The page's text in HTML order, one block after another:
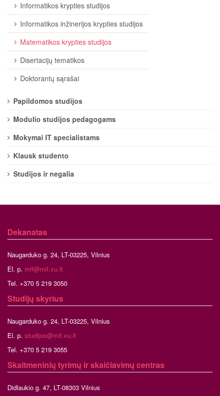
Informatikos krypties studijos
Informatikos inžinerijos krypties studijos
Matematikos krypties studijos
Disertacijų tematikos
Doktorantų sąrašai
Papildomos studijos
Modulio studijos pedagogams
Mokymai IT specialistams
Klausk studento
Studijos ir negalia
Dekanatas
Naugarduko g. 24, LT-03225, Vilnius
El. p. mif@mif.vu.lt
Tel. +370 5 219 3050
Studijų skyrius
Naugarduko g. 24, LT-03225, Vilnius
El. p. studijos@mif.vu.lt
Tel. +370 5 219 3055
Skaitmeninių tyrimų ir skaičiavimų centras
Didlaukio g. 47, LT-08303 Vilnius